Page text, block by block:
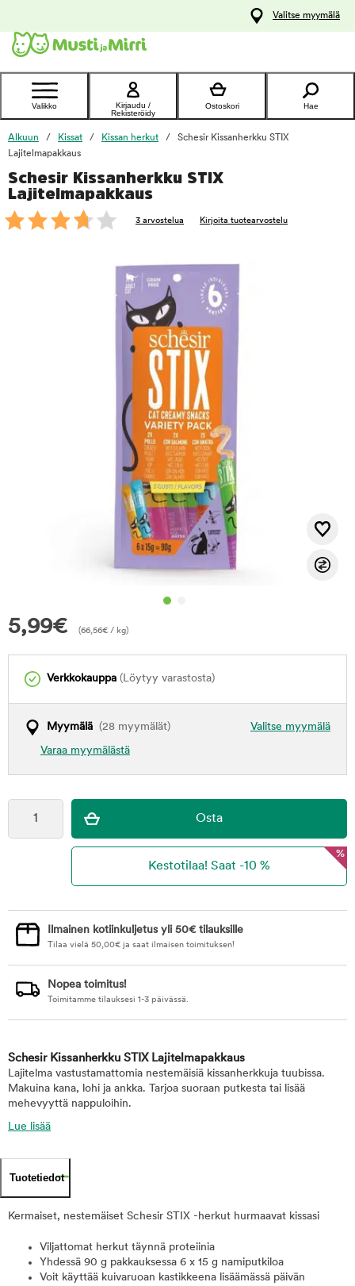
Ota yhteyttä
asiakaspalveluun
Valitse myymälä
Valikko
Kirjaudu /
Rekisteröidy
Ostoskori Hae
Alkuun Kissat Kissan herkut
Schesir Kissanherkku STIX
Lajitelmapakkaus
Schesir Kissanherkku STIX
Lajitelmapakkaus
3 arvostelua Kirjoita tuotearvostelu
5,99€ (66,56€ / kg)
Verkkokauppa (Löytyy varastosta)
Valitse myymälä
Myymälä (28 myymälät)
Varaa myymälästä
foo
%
Ilmainen kotiinkuljetus yli 50€ tilauksille
Tilaa vielä 50,00€ ja saat ilmaisen toimituksen!
Nopea toimitus!
Toimitamme tilauksesi 1-3 päivässä.
Schesir Kissanherkku STIX Lajitelmapakkaus
Lajitelma vastustamattomia nestemäisiä kissanherkkuja tuubissa.
Makuina kana, lohi ja ankka. Tarjoa suoraan putkesta tai lisää
mehevyyttä nappuloihin.
Lue lisää
Tuotetiedot
Kermaiset, nestemäiset Schesir STIX -herkut hurmaavat kissasi
Viljattomat herkut täynnä proteiinia
Yhdessä 90 g pakkauksessa 6 x 15 g namiputkiloa
Voit käyttää kuivaruoan kastikkeena lisäämässä päivän